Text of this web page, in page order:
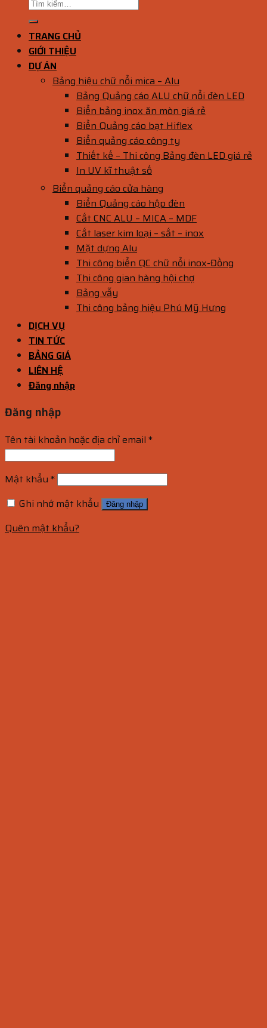
TRANG CHỦ
GIỚI THIỆU
DỰ ÁN
Bảng hiệu chữ nổi mica – Alu
Bảng Quảng cáo ALU chữ nổi đèn LED
Biển bảng inox ăn mòn giá rẻ
Biển Quảng cáo bạt Hiflex
Biển quảng cáo công ty
Thiết kế – Thi công Bảng đèn LED giá rẻ
In UV kĩ thuật số
Biển quảng cáo cửa hàng
Biển Quảng cáo hộp đèn
Cắt CNC ALU – MICA – MDF
Cắt laser kim loại – sắt – inox
Mặt dựng Alu
Thi công biển QC chữ nổi inox-Đồng
Thi công gian hàng hội chợ
Bảng vẫy
Thi công bảng hiệu Phú Mỹ Hưng
DỊCH VỤ
TIN TỨC
BẢNG GIÁ
LIÊN HỆ
Đăng nhập
Đăng nhập
Tên tài khoản hoặc địa chỉ email *
Mật khẩu *
Ghi nhớ mật khẩu
Đăng nhập
Quên mật khẩu?